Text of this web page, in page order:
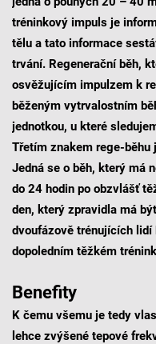
tréninkový impuls je
tělu a tato informace
trvání. Regenerační běh,
osvěžujícím impulzem k
běženým vytrvalostním
jednotkou, u které
Třetím znakem rege-běhu
Jedná se o běh, který má
do 24 hodin po obzvlášť
den, který zpravidla má
dvoufázově trénujících lidí
dopoledním těžkém
Benefity
K čemu všemu je tedy
lehce zvýšené tepové